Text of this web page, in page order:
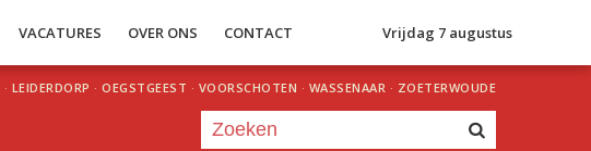
VACATURES OVER ONS CONTACT Vrijdag 7 augustus
· LEIDERDORP · OEGSTGEEST · VOORSCHOTEN · WASSENAAR · ZOETERWOUDE